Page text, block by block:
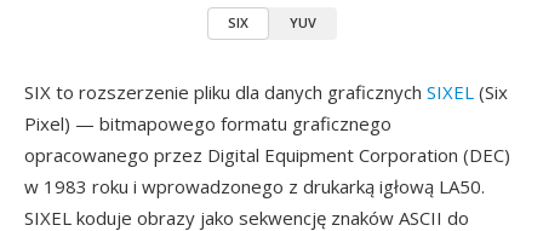
SIX YUV
SIX to rozszerzenie pliku dla danych graficznych SIXEL (Six
Pixel) — bitmapowego formatu graficznego
opracowanego przez Digital Equipment Corporation (DEC)
w 1983 roku i wprowadzonego z drukarką igłową LA50.
SIXEL koduje obrazy jako sekwencję znaków ASCII do